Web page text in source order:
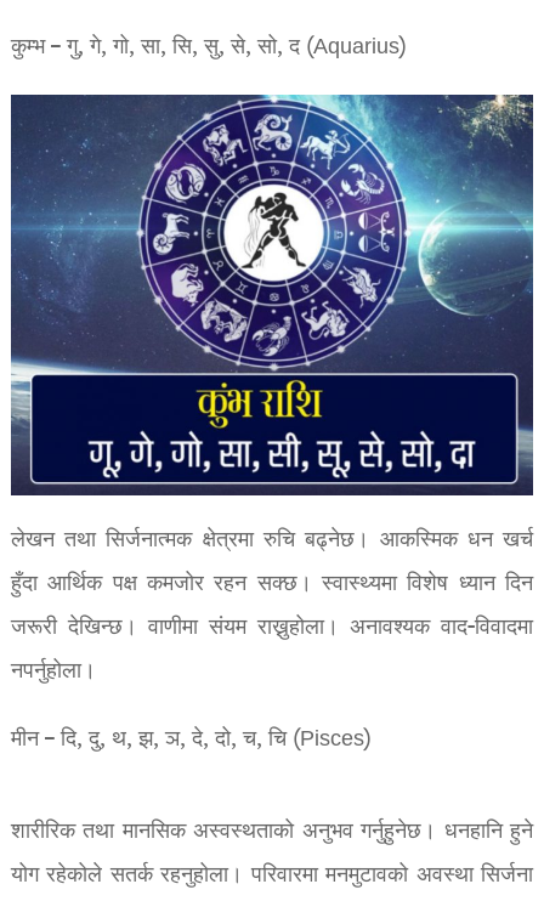
कुम्भ – गु, गे, गो, सा, सि, सु, से, सो, द (Aquarius)
लेखन तथा सिर्जनात्मक क्षेत्रमा रुचि बढ्नेछ। आकस्मिक धन खर्च
हुँदा आर्थिक पक्ष कमजोर रहन सक्छ। स्वास्थ्यमा विशेष ध्यान दिन
जरूरी देखिन्छ। वाणीमा संयम राख्नुहोला। अनावश्यक वाद-विवादमा
नपर्नुहोला।
मीन – दि, दु, थ, झ, ञ, दे, दो, च, चि (Pisces)
शारीरिक तथा मानसिक अस्वस्थताको अनुभव गर्नुहुनेछ। धनहानि हुने
योग रहेकोले सतर्क रहनुहोला। परिवारमा मनमुटावको अवस्था सिर्जना